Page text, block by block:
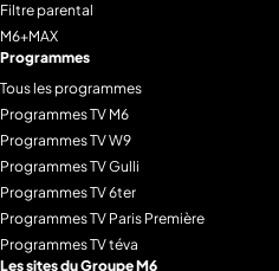
Filtre parental
M6+MAX
Programmes
Tous les programmes
Programmes TV M6
Programmes TV W9
Programmes TV Gulli
Programmes TV 6ter
Programmes TV Paris Première
Programmes TV téva
Les sites du Groupe M6